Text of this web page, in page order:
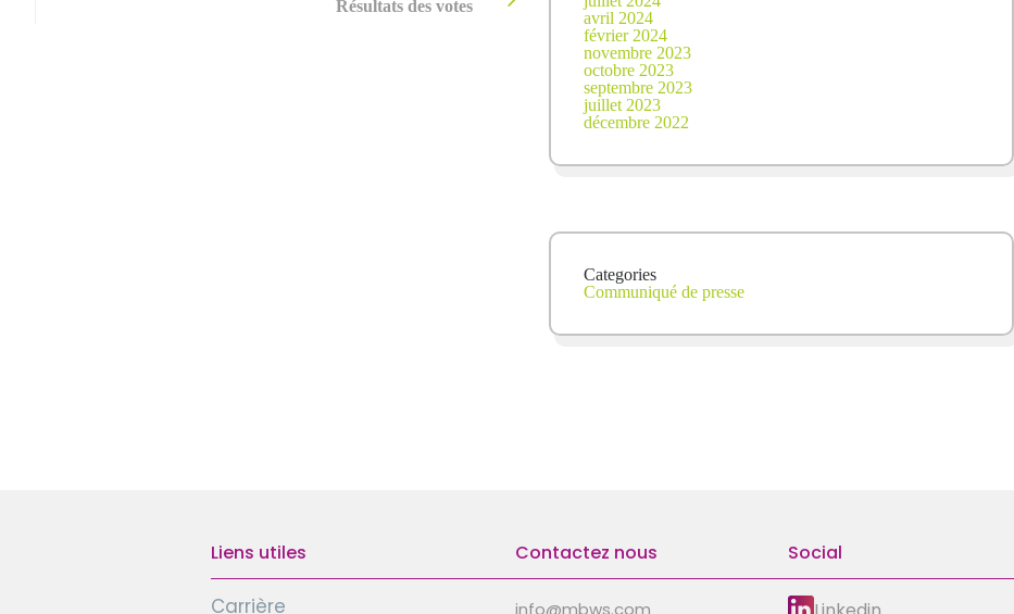
Résultats des votes
avril 2024
février 2024
novembre 2023
octobre 2023
septembre 2023
juillet 2023
décembre 2022
Categories
Communiqué de presse
Liens utiles
Carrière
Contactez nous
info@mbws.com
Social